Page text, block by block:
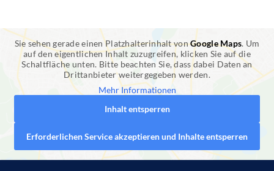
Sie sehen gerade einen Platzhalterinhalt vonGoogle Maps. Um
auf den eigentlichen Inhalt zuzugreifen, klicken Sie auf die
Schaltfläche unten. Bitte beachten Sie, dass dabei Daten an
Drittanbieter weitergegeben werden.
Mehr Informationen
Inhalt entsperren
Erforderlichen Service akzeptieren und Inhalte entsperren